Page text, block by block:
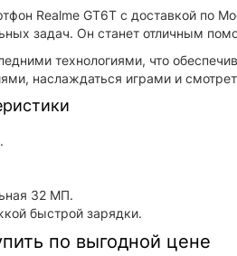
Realme GT6T с доставкой по
задач. Он станет отличным
технологиями, что
наслаждаться играми и
32 МП.
быстрой зарядки.
по выгодной цене